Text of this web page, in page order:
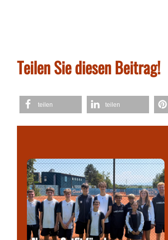
Teilen Sie diesen Beitrag!
teilen teilen